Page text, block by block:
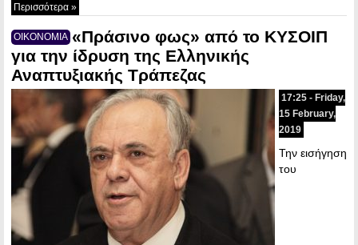
Περισσότερα »
ΟΙΚΟΝΟΜΙΑ «Πράσινο φως» από το ΚΥΣΟΙΠ
για την ίδρυση της Ελληνικής
Αναπτυξιακής Τράπεζας
17:25 - Friday,
15 February,
2019
Την εισήγηση
του